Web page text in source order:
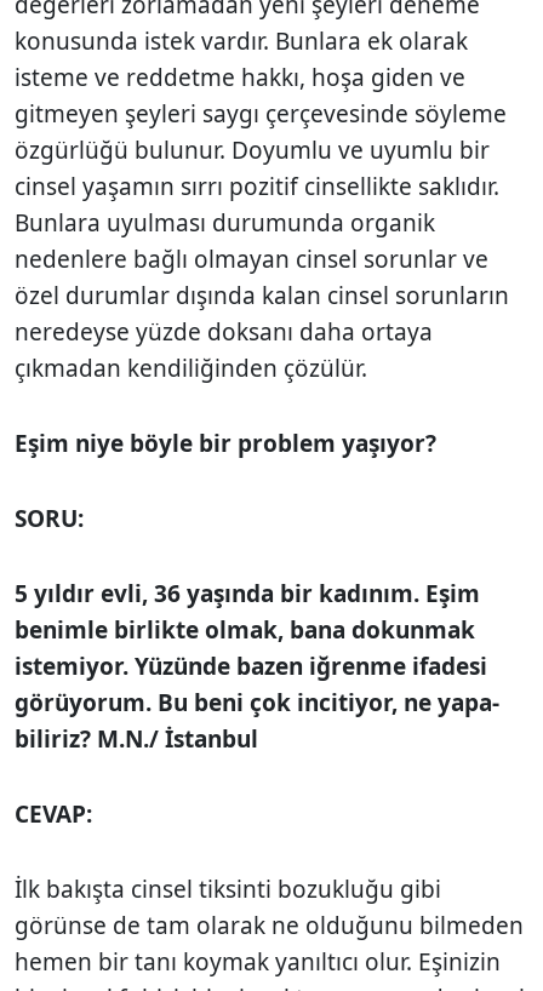
konusunda istek vardır. Bunlara ek olarak
isteme ve reddetme hakkı, hoşa giden ve
gitmeyen şeyleri saygı çerçevesinde söyleme
özgür­lüğü bulunur. Doyumlu ve uyumlu bir
cinsel yaşamın sırrı pozitif cinsellikte saklıdır.
Bunlara uyulması durumunda organik
nedenlere bağlı olmayan cinsel sorunlar ve
özel durumlar dışında kalan cinsel sorun­ların
neredeyse yüzde doksanı daha ortaya
çıkmadan kendiliğinden çözülür.
Eşim niye böyle bir problem yaşıyor?
SORU:
5 yıldır evli, 36 yaşında bir kadınım. Eşim
benimle birlikte olmak, bana dokunmak
istemiyor. Yüzünde bazen iğrenme ifadesi
görüyorum. Bu beni çok incitiyor, ne yapa­
biliriz? M.N./ İstanbul
CEVAP:
İlk bakışta cinsel tiksinti bozukluğu gibi
görünse de tam olarak ne olduğunu bil­meden
hemen bir tanı koymak yanıltıcı olur. Eşinizin